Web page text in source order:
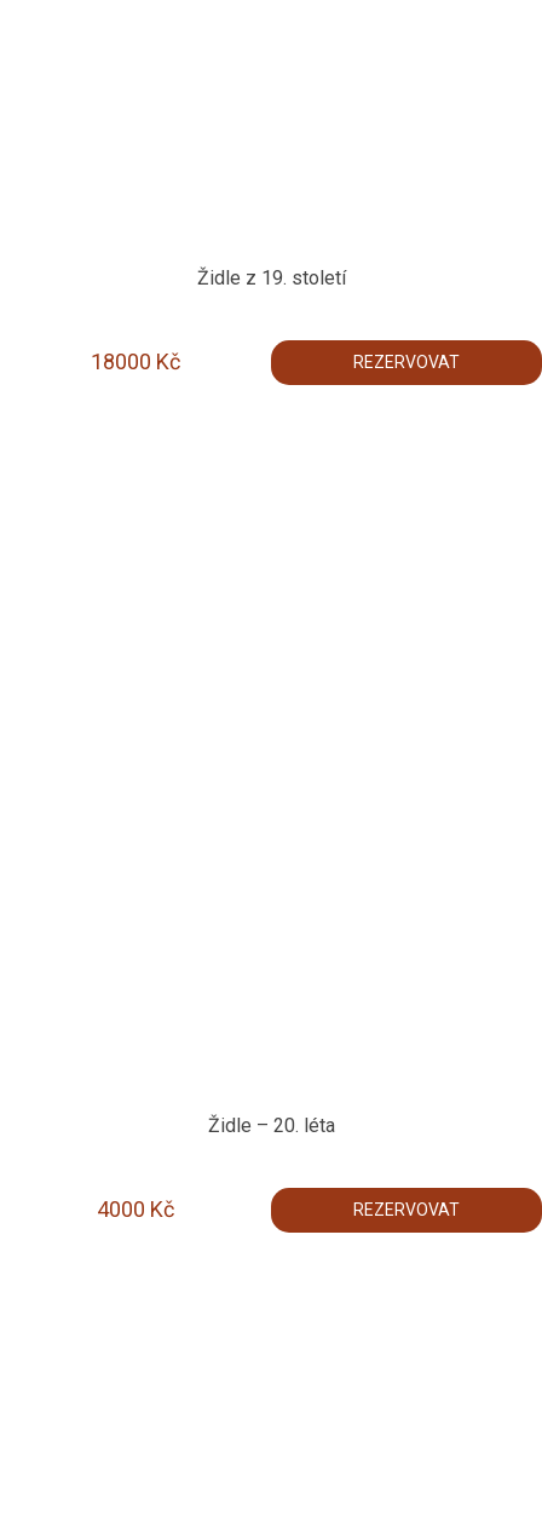
Židle z 19. století
18000 Kč REZERVOVAT
Židle – 20. léta
4000 Kč REZERVOVAT